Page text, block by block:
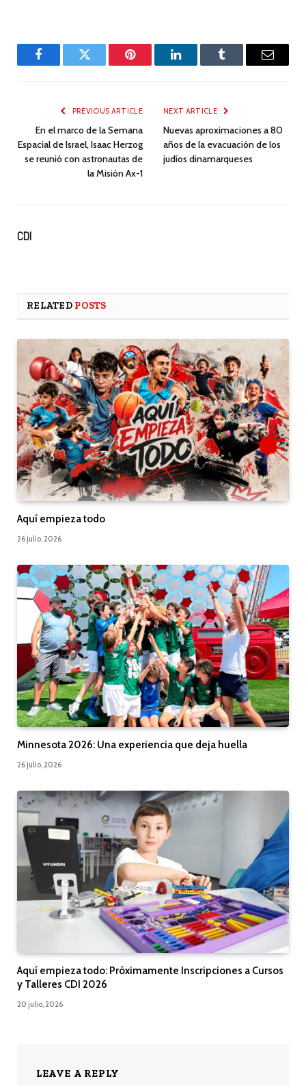
FacebookTwitter Pinterest LinkedInTumblr Email
PREVIOUS ARTICLE
En el marco de la Semana
Espacial de Israel, Isaac Herzog
se reunió con astronautas de
la Misión Ax-1
NEXT ARTICLE
Nuevas aproximaciones a 80
años de la evacuación de los
judíos dinamarqueses
CDI
RELATED POSTS
Aquí empieza todo
26 julio, 2026
Minnesota 2026: Una experiencia que deja huella
26 julio, 2026
Aquí empieza todo: Próximamente Inscripciones a Cursos
y Talleres CDI 2026
20 julio, 2026
LEAVE A REPLY